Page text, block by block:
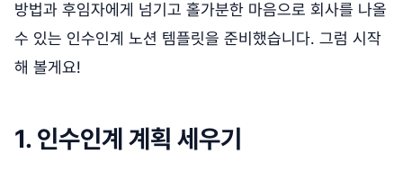
방법과 후임자에게 넘기고 홀가분한 마음으로 회사를 나올
수 있는 인수인계 노션 템플릿을 준비했습니다. 그럼 시작
해 볼게요!
1. 인수인계 계획 세우기